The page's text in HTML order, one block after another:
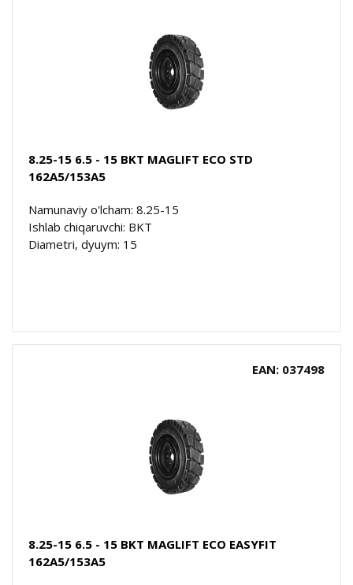
8.25-15 6.5 - 15 BKT MAGLIFT ECO STD
162A5/153A5
Namunaviy o'lcham: 8.25-15
Ishlab chiqaruvchi: BKT
Diametri, dyuym: 15
EAN: 037498
8.25-15 6.5 - 15 BKT MAGLIFT ECO EASYFIT
162A5/153A5